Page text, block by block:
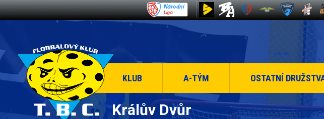
KLUB A-TÝM OSTATNÍ
Králův Dvůr